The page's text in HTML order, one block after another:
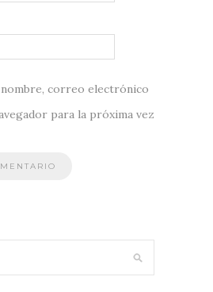
correo electrónico
para la próxima vez